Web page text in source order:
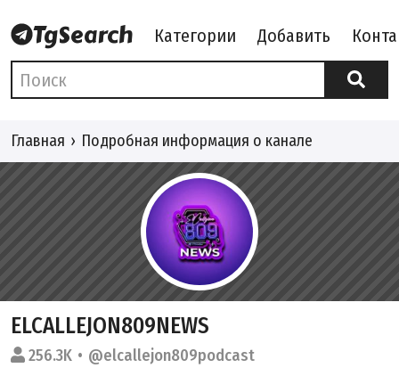
Категории Добавить
Главная Подробная информация о канале
ELCALLEJON809NEWS
256.3K
@elcallejon809podcast